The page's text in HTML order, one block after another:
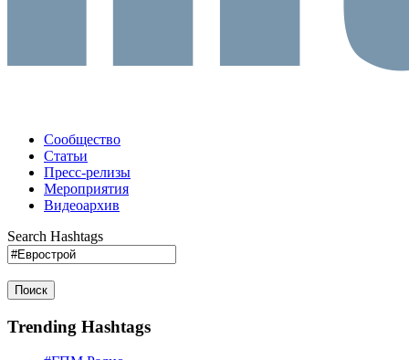
Сообщество
Статьи
Пресс-релизы
Мероприятия
Видеоархив
Search Hashtags
Поиск
Trending Hashtags